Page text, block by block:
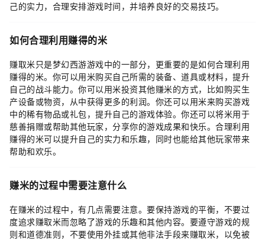
己的实力，合理安排游戏时间，并培养良好的交易技巧。
如何合理利用赚得的米
赚取米只是梦幻西游游戏中的一部分，更重要的是如何合理利用
赚得的米。你可以用米购买自己所需的装备、道具或材料，提升
自己的战斗能力。你可以用米投资其他赚米的方式，比如购买生
产设备或物资，从中获得更多的利润。你还可以用米来购买游戏
中的稀有物品或礼包，提升自己的游戏体验。你还可以将米用于
慈善捐赠或帮助其他玩家，分享你的游戏成果和快乐。合理利用
赚得的米可以提升自己的实力和乐趣，同时也能给其他玩家带来
帮助和欢乐。
赚米的过程中需要注意什么
在赚米的过程中，有几点需要注意。要保持游戏的平衡，不要过
度追求赚取米而忽略了游戏的乐趣和其他内容。要遵守游戏的规
则和道德准则，不要使用外挂或其他非法手段来赚取米，以免被